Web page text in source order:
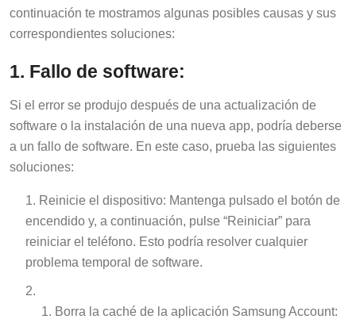
continuación te mostramos algunas posibles causas y sus
correspondientes soluciones:
1. Fallo de software:
Si el error se produjo después de una actualización de
software o la instalación de una nueva app, podría deberse
a un fallo de software. En este caso, prueba las siguientes
soluciones:
Reinicie el dispositivo: Mantenga pulsado el botón de
encendido y, a continuación, pulse “Reiniciar” para
reiniciar el teléfono. Esto podría resolver cualquier
problema temporal de software.
Borra la caché de la aplicación Samsung Account: